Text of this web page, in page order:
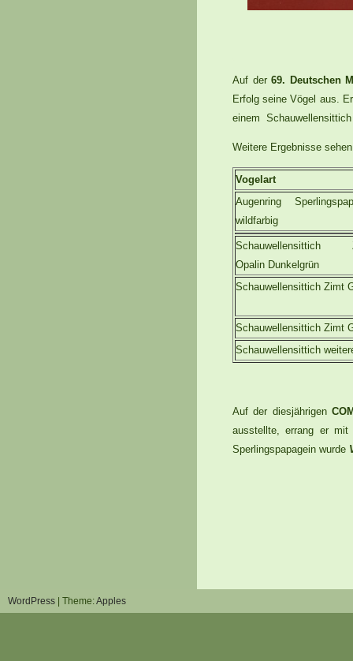
Auf der69. Deutschen
Erfolg seine Vögel aus.
einem
Weitere Ergebnisse
Vogelart
Augenring
wildfarbig
Schauwellensittich
Opalin Dunkelgrün
Schauwellensittich Zimt
Schauwellensittich Zimt
Schauwellensittich
Auf der diesjährigen
ausstellte, errang er mit
Sperlingspapagein wurde
WordPress | Theme:Apples